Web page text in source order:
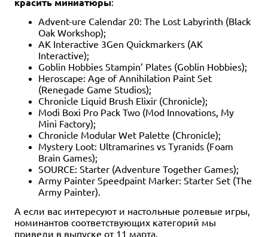
Advent-ure Calendar 20: The Lost Labyrinth (Black
Oak Workshop);
AK Interactive 3Gen Quickmarkers (AK
Interactive);
Goblin Hobbies Stampin’ Plates (Goblin Hobbies);
Heroscape: Age of Annihilation Paint Set
(Renegade Game Studios);
Chronicle Liquid Brush Elixir (Chronicle);
Modi Boxi Pro Pack Two (Mod Innovations, My
Mini Factory);
Chronicle Modular Wet Palette (Chronicle);
Mystery Loot: Ultramarines vs Tyranids (Foam
Brain Games);
SOURCE: Starter (Adventure Together Games);
Army Painter Speedpaint Marker: Starter Set (The
Army Painter).
А если вас интересуют и настольные ролевые игры,
номинантов соответствующих категорий мы
привели в выпуске от 11 марта.